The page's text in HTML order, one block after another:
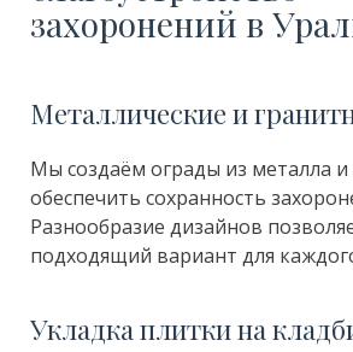
захоронений в
Металлические и
Мы создаём ограды из металла и
обеспечить сохранность
Разнообразие дизайнов
подходящий вариант для
Укладка плитки на